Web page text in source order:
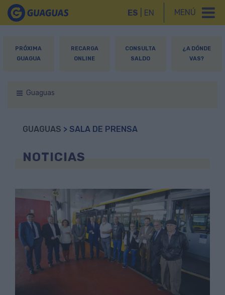
MENÚ
ES EN
PRÓXIMA
GUAGUA
RECARGA
ONLINE
CONSULTA
SALDO
¿A DÓNDE
VAS?
Guaguas
GUAGUAS > SALA DE PRENSA
NOTICIAS